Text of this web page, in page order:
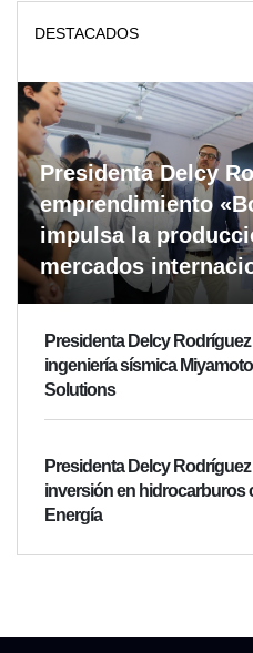
DESTACADOS
Presidenta Delcy
emprendimiento
impulsa la
mercados
Presidenta Delcy
ingeniería sísmica
Solutions
Presidenta Delcy
inversión en hidrocarburos
Energía